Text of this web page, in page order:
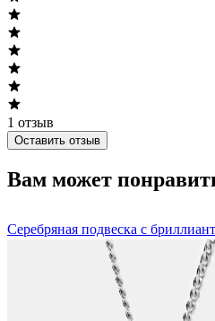
1 отзыв
Оставить отзыв
Вам может
Серебряная подвеска с